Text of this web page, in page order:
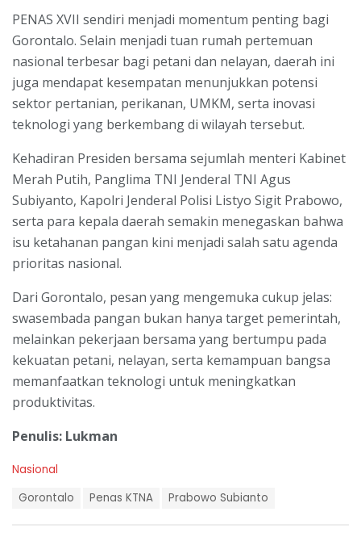
PENAS XVII sendiri menjadi momentum penting bagi
Gorontalo. Selain menjadi tuan rumah pertemuan
nasional terbesar bagi petani dan nelayan, daerah ini
juga mendapat kesempatan menunjukkan potensi
sektor pertanian, perikanan, UMKM, serta inovasi
teknologi yang berkembang di wilayah tersebut.
Kehadiran Presiden bersama sejumlah menteri Kabinet
Merah Putih, Panglima TNI Jenderal TNI Agus
Subiyanto, Kapolri Jenderal Polisi Listyo Sigit Prabowo,
serta para kepala daerah semakin menegaskan bahwa
isu ketahanan pangan kini menjadi salah satu agenda
prioritas nasional.
Dari Gorontalo, pesan yang mengemuka cukup jelas:
swasembada pangan bukan hanya target pemerintah,
melainkan pekerjaan bersama yang bertumpu pada
kekuatan petani, nelayan, serta kemampuan bangsa
memanfaatkan teknologi untuk meningkatkan
produktivitas.
Penulis: Lukman
C
Nasional
Gorontalo Penas KTNA Prabowo Subianto